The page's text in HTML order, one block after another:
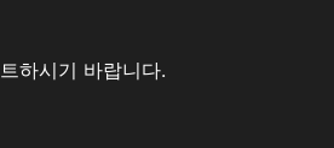
하시기 바랍니다.